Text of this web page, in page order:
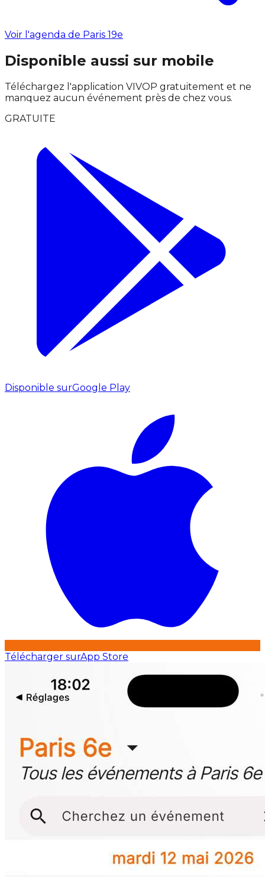
Voir l'agenda de Paris 19e
Disponible aussi sur mobile
Téléchargez l'application VIVOP gratuitement et ne
manquez aucun événement près de chez vous.
GRATUITE
Disponible surGoogle Play
Télécharger surApp Store